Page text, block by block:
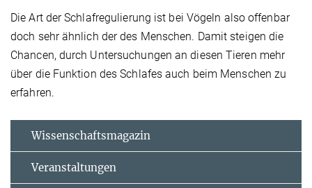
Die Art der Schlafregulierung ist bei Vögeln also offenbar
doch sehr ähnlich der des Menschen. Damit steigen die
Chancen, durch Untersuchungen an diesen Tieren mehr
über die Funktion des Schlafes auch beim Menschen zu
erfahren.
Wissenschaftsmagazin
Veranstaltungen